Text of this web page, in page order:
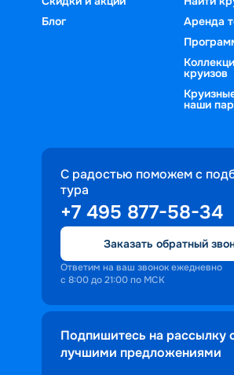
Блог
Аренда
круизов
наши
С радостью поможем с
тура
+7 495 877-58-34
Заказать обратный
Ответим на ваш звонок ежедневно
с 8:00 до 21:00 по МСК
Подпишитесь на рассылку
лучшими предложениями